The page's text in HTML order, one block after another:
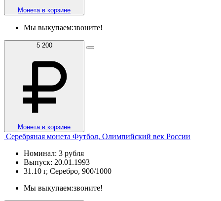
Монета в корзине
Мы выкупаем:звоните!
5 200
Монета в корзине
Серебряная монета Футбол, Олимпийский век России
Номинал: 3 рубля
Выпуск: 20.01.1993
31.10 г, Серебро, 900/1000
Мы выкупаем:звоните!